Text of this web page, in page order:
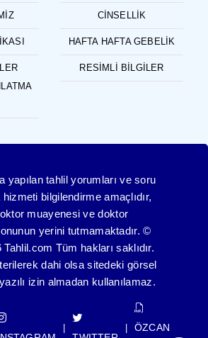
CINSELLIK
HAFTA HAFTA GEBELIK
RESIMLI BILGILER
yapılan tahlil yorumları ve soru
bilgilendirme amaçlıdır,
muayenesi ve doktor
yerini tutmamaktadır. ©
Tüm hakları saklıdır.
dahi olsa sitedeki görsel
izin almadan kullanılamaz.
| | ÖZCAN